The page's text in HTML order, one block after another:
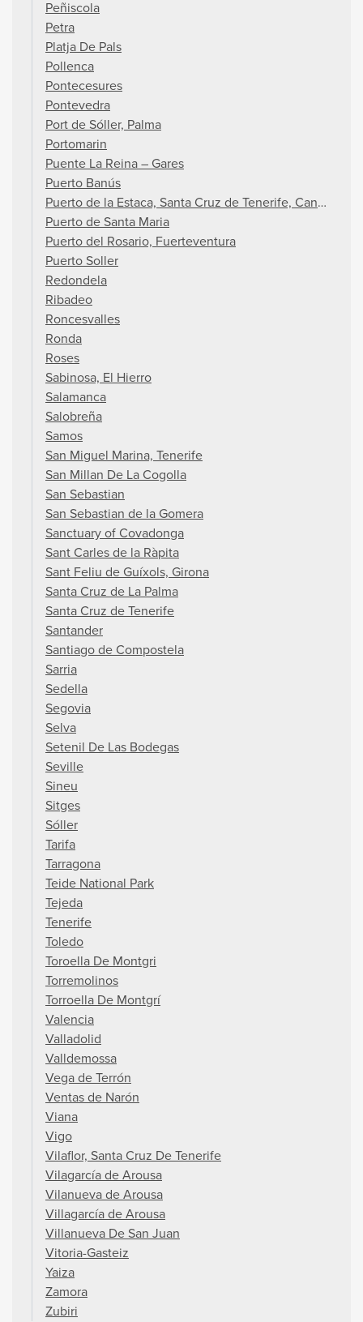
Peñiscola
Petra
Platja De Pals
Pollenca
Pontecesures
Pontevedra
Port de Sóller, Palma
Portomarin
Puente La Reina – Gares
Puerto Banús
Puerto de la Estaca, Santa Cruz de Tenerife, Canary
Puerto de Santa Maria
Puerto del Rosario, Fuerteventura
Puerto Soller
Redondela
Ribadeo
Roncesvalles
Ronda
Roses
Sabinosa, El Hierro
Salamanca
Salobreña
Samos
San Miguel Marina, Tenerife
San Millan De La Cogolla
San Sebastian
San Sebastian de la Gomera
Sanctuary of Covadonga
Sant Carles de la Ràpita
Sant Feliu de Guíxols, Girona
Santa Cruz de La Palma
Santa Cruz de Tenerife
Santander
Santiago de Compostela
Sarria
Sedella
Segovia
Selva
Setenil De Las Bodegas
Seville
Sineu
Sitges
Sóller
Tarifa
Tarragona
Teide National Park
Tejeda
Tenerife
Toledo
Toroella De Montgri
Torremolinos
Torroella De Montgrí
Valencia
Valladolid
Valldemossa
Vega de Terrón
Ventas de Narón
Viana
Vigo
Vilaflor, Santa Cruz De Tenerife
Vilagarcía de Arousa
Vilanueva de Arousa
Villagarcía de Arousa
Villanueva De San Juan
Vitoria-Gasteiz
Yaiza
Zamora
Zubiri